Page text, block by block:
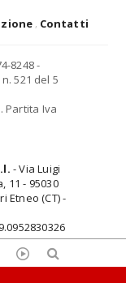
Contatti
8248 -
521 del 5
. Partita Iva
- Via Luigi
11 - 95030
Etneo (CT) -